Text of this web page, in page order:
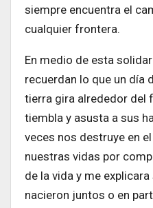
siempre encuentra el
cualquier frontera.
En medio de esta
recuerdan lo que un día
tierra gira alrededor del
tiembla y asusta a sus
veces nos destruye en
nuestras vidas por
de la vida y me
nacieron juntos o en